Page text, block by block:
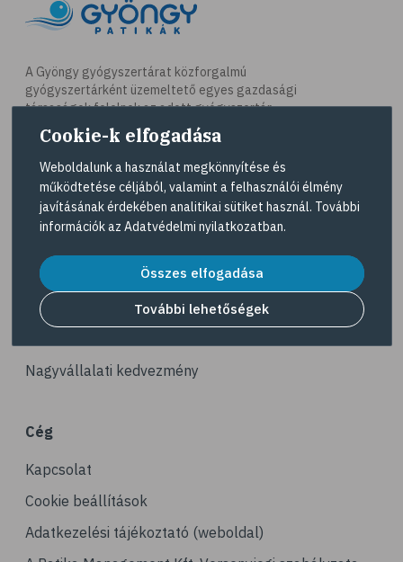
# mozgás
# síelés
# szánkózás
# snowboard
# korcsolyázás
# pszichológia
# hátfájás
# fertőző betegségek
# immunrendszer
# szemszárazság
# stresszcsökkentés
# agy
# agyműködés
# memória
# alvás
A Gyöngy gyógyszertárat közforgalmú
gyógyszertárként üzemeltető egyes gazdasági
társaságok felelnek az adott gyógyszertár
működésért. A Gyöngy gyógyszertárak listáját és
elérhetőségeit a Gyógyszertár kereső
tekintheti meg.
Navigáció
Dermokozmetikumok
Gyöngy Patika Magazin
Nagyvállalati kedvezmény
Cég
Kapcsolat
Cookie beállítások
Adatkezelési tájékoztató (weboldal)
Cookie-k elfogadása
Weboldalunk a használat megkönnyítése és
működtetése céljából, valamint a felhasználói élmény
javításának érdekében analitikai sütiket használ. További
információk az Adatvédelmi nyilatkozatban.
Összes elfogadása
További lehetőségek